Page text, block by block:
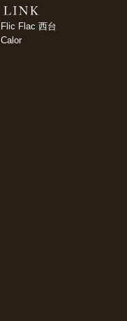
Flic Flac 西台
Calor